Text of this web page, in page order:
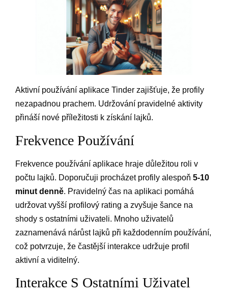
Aktivní používání aplikace Tinder zajišťuje, že profily
nezapadnou prachem. Udržování pravidelné aktivity
přináší nové příležitosti k získání lajků.
Frekvence Používání
Frekvence používání aplikace hraje důležitou roli v
počtu lajků. Doporučuji procházet profily alespoň 5-10
minut denně. Pravidelný čas na aplikaci pomáhá
udržovat vyšší profilový rating a zvyšuje šance na
shody s ostatními uživateli. Mnoho uživatelů
zaznamenává nárůst lajků při každodenním používání,
což potvrzuje, že častější interakce udržuje profil
aktivní a viditelný.
Interakce S Ostatními Uživatel